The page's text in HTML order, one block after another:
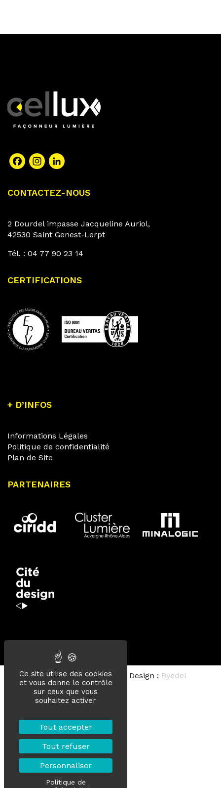
Facebook
Instagram
CONTACTEZ-NOUS
2 Dourdel impasse Jacqueline Auriol,
42530 Saint Genest-Lerpt
Tél. : 04 77 90 23 14
CERTIFICATIONS
+ D’INFOS
Informations Légales
Politique de confidentialité
Plan de Site
PARTENAIRES
Sité créé par :Alix&Co – Design : Byedel
Ce site utilise des cookies
et vous donne le contrôle
sur ceux que vous
souhaitez activer
Tout accepter
Tout refuser
Personnaliser
Politique de